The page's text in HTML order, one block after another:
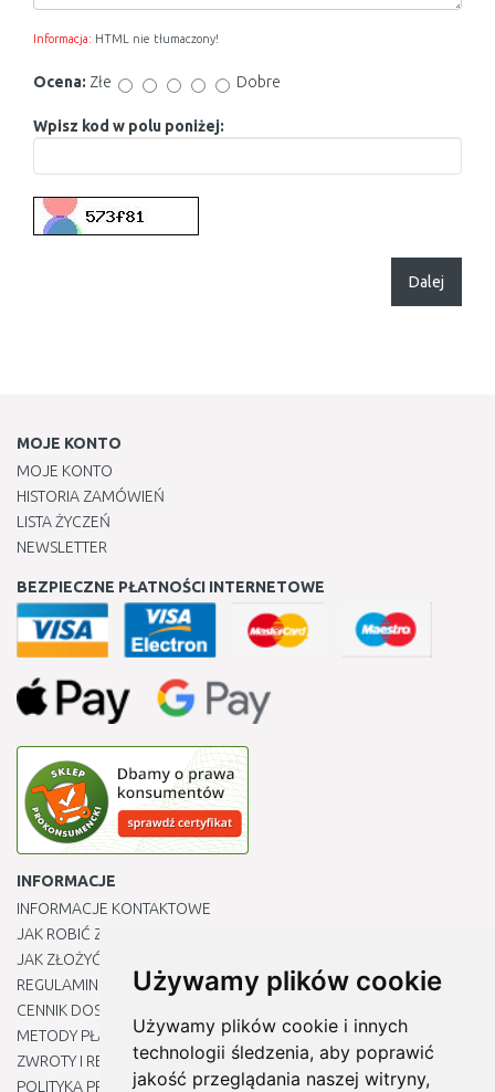
Używamy plików cookie
Używamy plików cookie i innych
technologii śledzenia, aby poprawić
jakość przeglądania naszej witryny,
Informacja: HTML nie tłumaczony!
Ocena: Złe Dobre
Wpisz kod w polu poniżej:
Dalej
MOJE KONTO
MOJE KONTO
HISTORIA ZAMÓWIEŃ
LISTA ŻYCZEŃ
NEWSLETTER
BEZPIECZNE PŁATNOŚCI INTERNETOWE
INFORMACJE
INFORMACJE KONTAKTOWE
JAK ROBIĆ ZAKUPY ?
JAK ZŁOŻYĆ REKLAMACJĘ
REGULAMIN
CENNIK DOSTAWY
METODY PŁATNOŚCI
ZWROTY I REKLAMACJE PRODUKTÓW
POLITYKA PRYWATNOŚCI